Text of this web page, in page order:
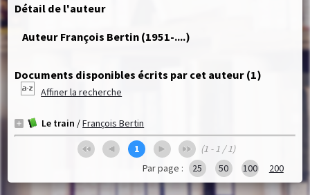
Détail de l'auteur
Auteur François Bertin (1951-....)
Documents disponibles écrits par cet auteur (1)
Affiner la recherche
Le train /François Bertin
1
(1 - 1 / 1)
Par page :
25 50 100 200